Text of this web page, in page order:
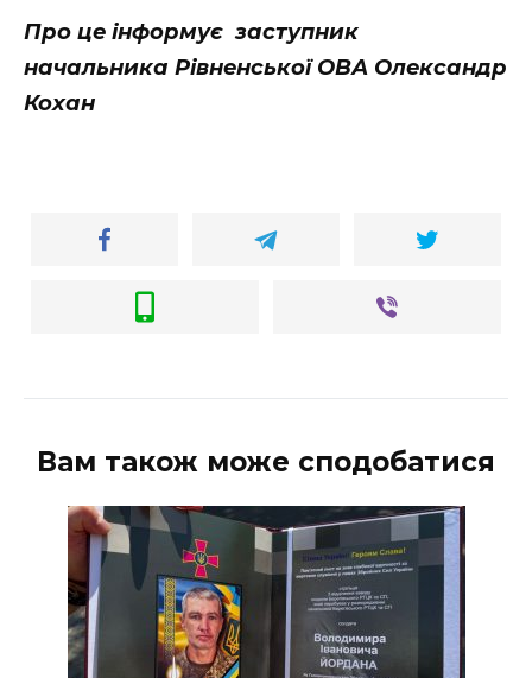
Про це інформує заступник
начальника Рівненської ОВА Олександр
Кохан
Вам також може сподобатися